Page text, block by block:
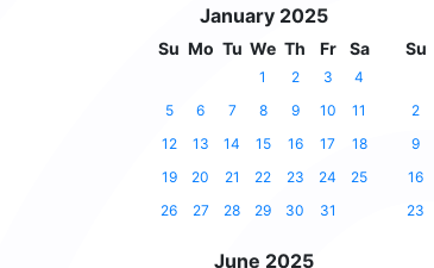
January 2025
Su Mo Tu We Th Fr Sa
1 2 3
4
5
6 7 8 9 10
11
12
13 14 15 16 17
18
19
20 21 22 23 24
25
26
27 28 29 30 31
Su
2
9
16
23
June 2025